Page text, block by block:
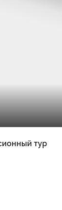
тур